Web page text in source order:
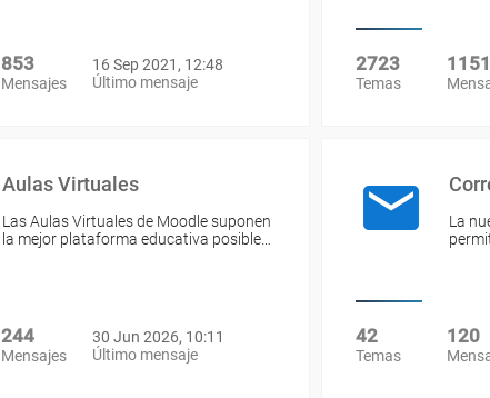
853
Mensajes
16 Sep 2021, 12:48
Último mensaje
2723
Temas
Aulas Virtuales
Las Aulas Virtuales de Moodle suponen
la mejor plataforma educativa posible…
244
Mensajes
30 Jun 2026, 10:11
Último mensaje
La
42
Temas
120